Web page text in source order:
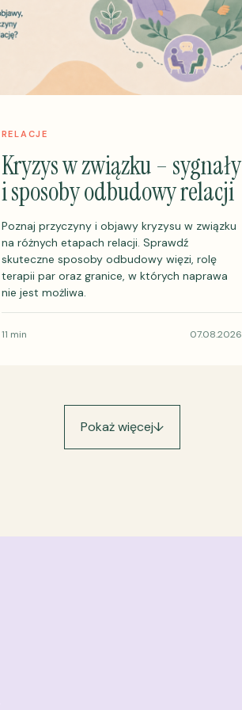
RELACJE
Kryzys w związku – sygnały
i sposoby odbudowy relacji
Poznaj przyczyny i objawy kryzysu w związku
na różnych etapach relacji. Sprawdź
skuteczne sposoby odbudowy więzi, rolę
terapii par oraz granice, w których naprawa
nie jest możliwa.
11 min 07.08.2026
Pokaż więcej↓